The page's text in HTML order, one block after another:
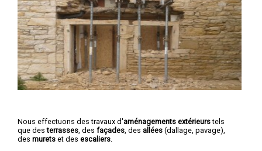
Nous effectuons des travaux d'aménagements extérieurstels
que desterrasses , des façades , des allées (dallage, pavage),
des murets et des escaliers